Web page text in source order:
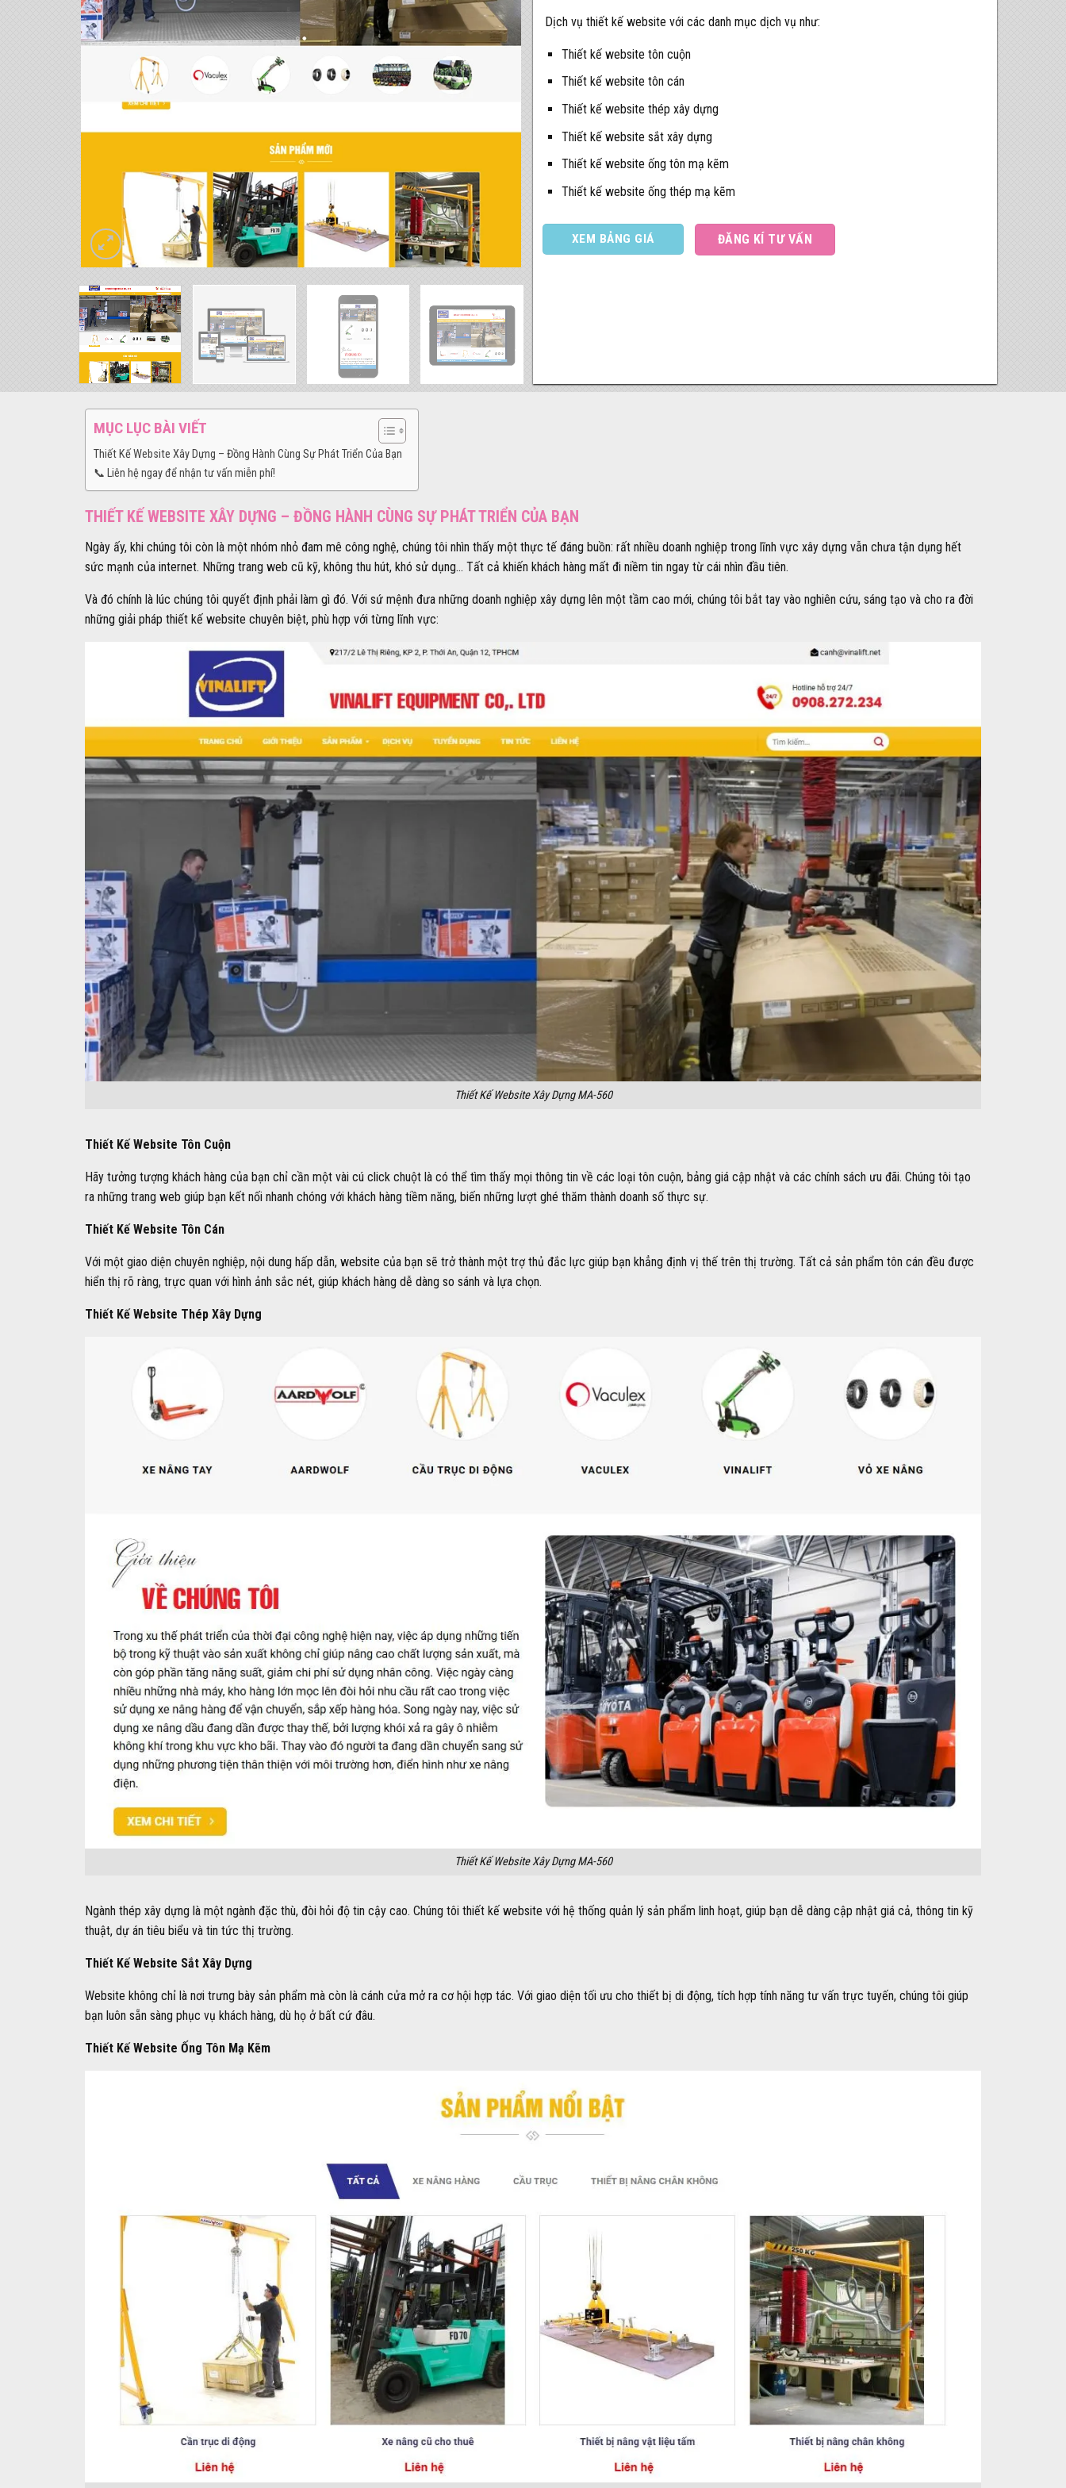
Dịch vụ thiết kế website với các danh mục dịch vụ như:
Thiết kế website tôn cuộn
Thiết kế website tôn cán
Thiết kế website thép xây dựng
Thiết kế website sắt xây dựng
Thiết kế website ống tôn mạ kẽm
Thiết kế website ống thép mạ kẽm
XEM BẢNG GIÁ ĐĂNG KÍ TƯ VẤN
MỤC LỤC BÀI VIẾT
Thiết Kế Website Xây Dựng – Đồng Hành Cùng Sự Phát Triển Của Bạn
📞 Liên hệ ngay để nhận tư vấn miễn phí!
THIẾT KẾ WEBSITE XÂY DỰNG – ĐỒNG HÀNH CÙNG SỰ PHÁT TRIỂN CỦA BẠN
Ngày ấy, khi chúng tôi còn là một nhóm nhỏ đam mê công nghệ, chúng tôi nhìn thấy một thực tế đáng buồn: rất nhiều doanh nghiệp trong lĩnh vực xây dựng vẫn chưa tận dụng hết
sức mạnh của internet. Những trang web cũ kỹ, không thu hút, khó sử dụng… Tất cả khiến khách hàng mất đi niềm tin ngay từ cái nhìn đầu tiên.
Và đó chính là lúc chúng tôi quyết định phải làm gì đó. Với sứ mệnh đưa những doanh nghiệp xây dựng lên một tầm cao mới, chúng tôi bắt tay vào nghiên cứu, sáng tạo và cho ra đời
những giải pháp thiết kế website chuyên biệt, phù hợp với từng lĩnh vực:
Thiết Kế Website Xây Dựng MA-560
Thiết Kế Website Tôn Cuộn
Hãy tưởng tượng khách hàng của bạn chỉ cần một vài cú click chuột là có thể tìm thấy mọi thông tin về các loại tôn cuộn, bảng giá cập nhật và các chính sách ưu đãi. Chúng tôi tạo
ra những trang web giúp bạn kết nối nhanh chóng với khách hàng tiềm năng, biến những lượt ghé thăm thành doanh số thực sự.
Thiết Kế Website Tôn Cán
Với một giao diện chuyên nghiệp, nội dung hấp dẫn, website của bạn sẽ trở thành một trợ thủ đắc lực giúp bạn khẳng định vị thế trên thị trường. Tất cả sản phẩm tôn cán đều được
hiển thị rõ ràng, trực quan với hình ảnh sắc nét, giúp khách hàng dễ dàng so sánh và lựa chọn.
Thiết Kế Website Thép Xây Dựng
Thiết Kế Website Xây Dựng MA-560
Ngành thép xây dựng là một ngành đặc thù, đòi hỏi độ tin cậy cao. Chúng tôi thiết kế website với hệ thống quản lý sản phẩm linh hoạt, giúp bạn dễ dàng cập nhật giá cả, thông tin kỹ
thuật, dự án tiêu biểu và tin tức thị trường.
Thiết Kế Website Sắt Xây Dựng
Website không chỉ là nơi trưng bày sản phẩm mà còn là cánh cửa mở ra cơ hội hợp tác. Với giao diện tối ưu cho thiết bị di động, tích hợp tính năng tư vấn trực tuyến, chúng tôi giúp
bạn luôn sẵn sàng phục vụ khách hàng, dù họ ở bất cứ đâu.
Thiết Kế Website Ống Tôn Mạ Kẽm